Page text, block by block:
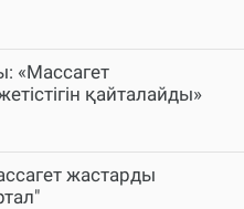
«Массагет
қайталайды»
жастарды